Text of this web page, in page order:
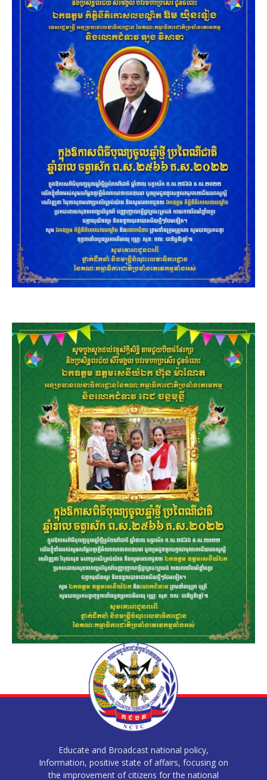
Educate and Broadcast national policy,
Information, positive state of affairs, focusing on
the improvement of citizens for the national